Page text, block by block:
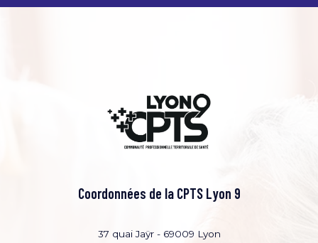
Coordonnées de la CPTS Lyon 9
37 quai Jaÿr - 69009 Lyon